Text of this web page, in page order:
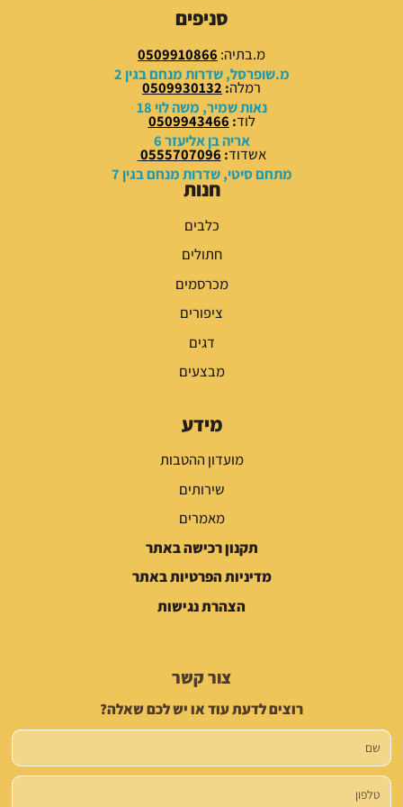
0
.
0
0
₪
.
0
0
₪
.
סניפים
מ.בתיה: 0509910866
מ.שופרסל, שדרות מנחם בגין 2
רמלה:
0509930132
נאות שמיר, משה לוי 18
לוד:
0509943466
אריה בן אליעזר 6
אשדוד:
0555707096
מתחם סיטי, שדרות מנחם בגין 7
חנות
כלבים
חתולים
מכרסמים
ציפורים
דגים
מבצעים
מידע
מועדון ההטבות
שירותים
מאמרים
תקנון רכישה באתר
מדיניות הפרטיות באתר
הצהרת נגישות
צור קשר
רוצים לדעת עוד או יש לכם שאלה?
שם
טלפון